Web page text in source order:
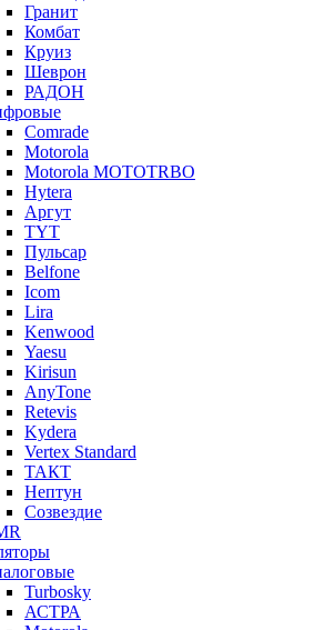
Гранит
Комбат
Круиз
Шеврон
РАДОН
Comrade
Motorola
Motorola MOTOTRBO
Hytera
Аргут
TYT
Пульсар
Belfone
Icom
Lira
Kenwood
Yaesu
Kirisun
AnyTone
Retevis
Kydera
Vertex Standard
ТАКТ
Нептун
Созвездие
Turbosky
АСТРА